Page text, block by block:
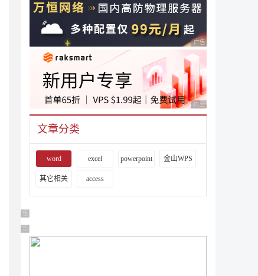
广告 商业广告，理性
广告 商业广告，理性
文章分类
word excel powerpoint 金山WPS
其它相关 access
广告 商业广告，理性选择
广告 商业广告，理性选择